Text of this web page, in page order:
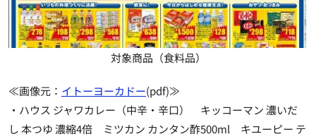
対象商品（食料品）
≪画像元： イトーヨーカドー(pdf)≫
・ハウス ジャワカレー（中辛・辛口） キッコーマン 濃いだ
し 本つゆ 濃縮4倍 ミツカン カンタン酢500ml キユーピー テ